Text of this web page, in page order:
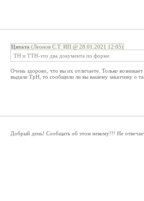
Цитата (Леонов С.Т. ИП @ 28.01.2021 12:05)
ТН и ТТН-это два документа по форме.
Очень здорово, что вы их отличаете. Только
выдали ТрН, то сообщили ли вы вашему заказчику о
Добрый день! Сообщать об этом некому!!! Не